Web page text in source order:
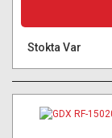
Stokta Var